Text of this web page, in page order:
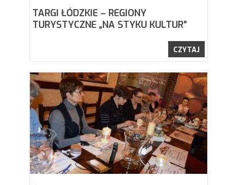
TARGI ŁÓDZKIE – REGIONY
TURYSTYCZNE „NA STYKU KULTUR”
CZYTAJ